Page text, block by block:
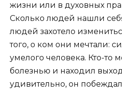
жизни или в духовных
Сколько людей нашли
людей захотело
того, о ком они мечтали:
умелого человека. Кто-то
болезнью и находил
удивительно, он